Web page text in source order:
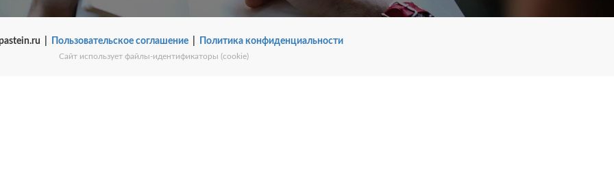
| Пользовательское соглашение| Политика конфиденциальности
Сайт использует файлы-идентификаторы (cookie)